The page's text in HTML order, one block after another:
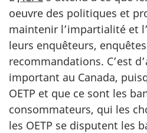
oeuvre des politiques et
maintenir l’impartialité et
leurs enquêteurs,
recommandations. C’est
important au Canada,
OETP et que ce sont les
consommateurs, qui les
les OETP se disputent les